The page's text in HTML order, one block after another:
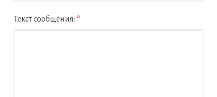
Текст сообщения: *